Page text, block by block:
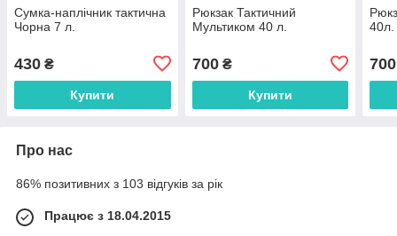
Сумка-наплічник тактична
Чорна 7 л.
430 ₴
Купити
Рюкзак Тактичний
Мультиком 40 л.
700₴
Купити
40л.
700
Про нас
86% позитивних з 103 відгуків за рік
Працює з 18.04.2015